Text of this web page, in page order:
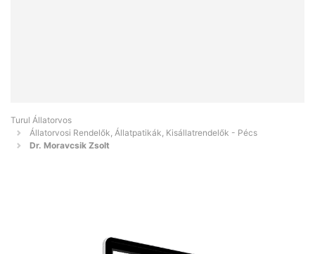
Turul Állatorvos
Állatorvosi Rendelők, Állatpatikák, Kisállatrendelők - Pécs
Dr. Moravcsik Zsolt